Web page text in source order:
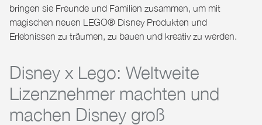
bringen sie Freunde und Familien zusammen, um mit
magischen neuen LEGO® Disney Produkten und
Erlebnissen zu träumen, zu bauen und kreativ zu werden.
Disney x Lego: Weltweite
Lizenznehmer machten und
machen Disney groß